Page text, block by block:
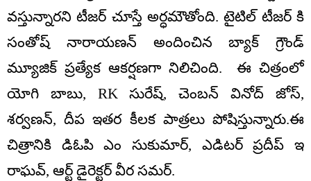
వస్తున్నారని టీజర్ చూస్తే అర్ధమౌతోంది. టైటిల్ టీజర్ కి
సంతోష్ నారాయణన్ అందించిన బ్యాక్ గ్రౌండ్
మ్యూజిక్ ప్రత్యేక ఆకర్షణగా నిలిచింది. ఈ చిత్రంలో
యోగి బాబు, RK సురేష్, చెంబన్ వినోద్ జోస్,
శర్వణన్, దీప ఇతర కీలక పాత్రలు పోషిస్తున్నారు.ఈ
చిత్రానికి డిఓపి ఎం సుకుమార్, ఎడిటర్ ప్రదీప్ ఇ
రాఘవ్, ఆర్ట్ డైరెక్టర్ వీర సమర్.